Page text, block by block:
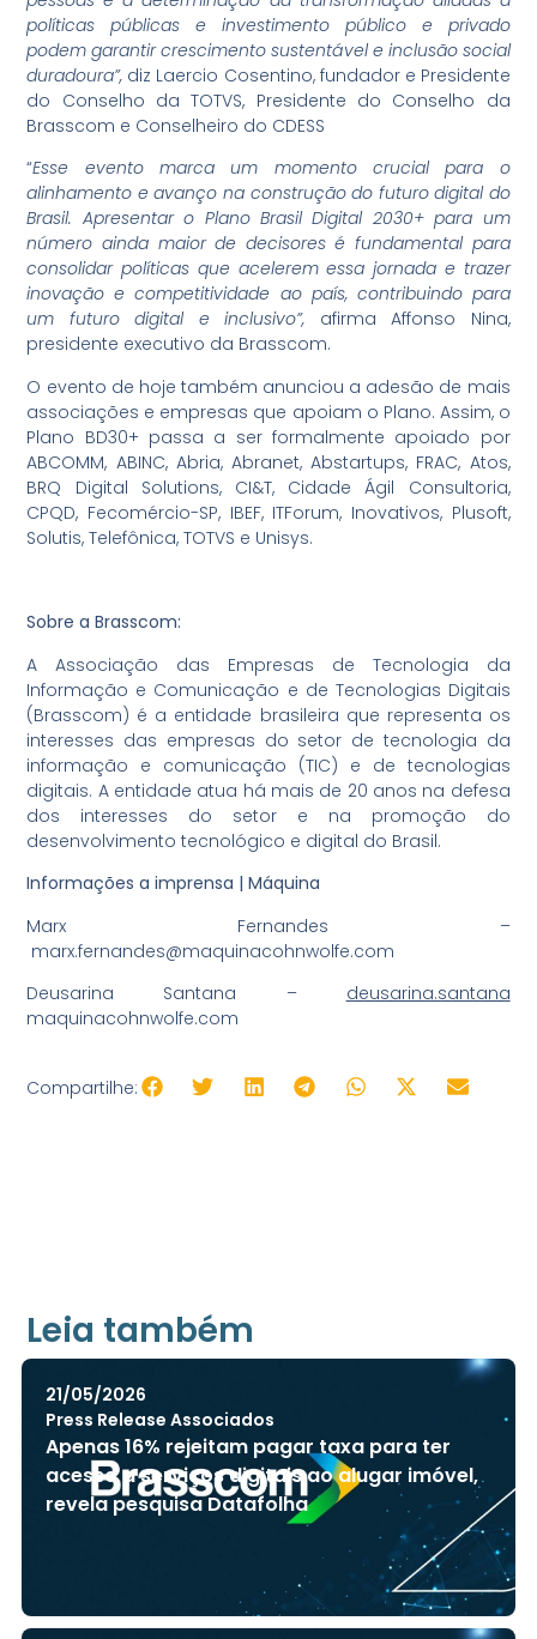
políticas públicas e investimento público e privado
podem garantir crescimento sustentável e inclusão social
duradoura”, diz Laercio Cosentino, fundador e Presidente
do Conselho da TOTVS, Presidente do Conselho da
Brasscom e Conselheiro do CDESS
“Esse evento marca um momento crucial para o
alinhamento e avanço na construção do futuro digital do
Brasil. Apresentar o Plano Brasil Digital 2030+ para um
número ainda maior de decisores é fundamental para
consolidar políticas que acelerem essa jornada e trazer
inovação e competitividade ao país, contribuindo para
um futuro digital e inclusivo”, afirma Affonso Nina,
presidente executivo da Brasscom.
O evento de hoje também anunciou a adesão de mais
associações e empresas que apoiam o Plano. Assim, o
Plano BD30+ passa a ser formalmente apoiado por
ABCOMM, ABINC, Abria, Abranet, Abstartups, FRAC, Atos,
BRQ Digital Solutions, CI&T, Cidade Ágil Consultoria,
CPQD, Fecomércio-SP, IBEF, ITForum, Inovativos, Plusoft,
Solutis, Telefônica, TOTVS e Unisys.
Sobre a Brasscom:
A Associação das Empresas de Tecnologia da
Informação e Comunicação e de Tecnologias Digitais
(Brasscom) é a entidade brasileira que representa os
interesses das empresas do setor de tecnologia da
informação e comunicação (TIC) e de tecnologias
digitais. A entidade atua há mais de 20 anos na defesa
dos interesses do setor e na promoção do
desenvolvimento tecnológico e digital do Brasil.
Informações a imprensa | Máquina
Marx Fernandes –
marx.fernandes@maquinacohnwolfe.com
Deusarina Santana – deusarina.santana
maquinacohnwolfe.com
Compartilhe:
Leia também
21/05/2026
Press Release Associados
Apenas 16% rejeitam pagar taxa para ter
acesso a serviços digitais ao alugar imóvel,
revela pesquisa Datafolha